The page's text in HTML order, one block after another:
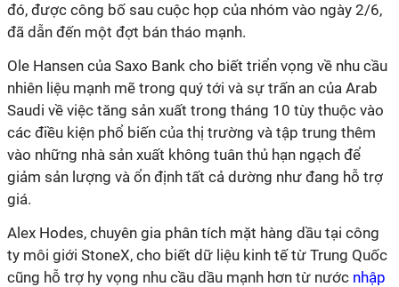
đó, được công bố sau cuộc họp của nhóm vào ngày 2/6,
đã dẫn đến một đợt bán tháo mạnh.
Ole Hansen của Saxo Bank cho biết triển vọng về nhu cầu
nhiên liệu mạnh mẽ trong quý tới và sự trấn an của Arab
Saudi về việc tăng sản xuất trong tháng 10 tùy thuộc vào
các điều kiện phổ biến của thị trường và tập trung thêm
vào những nhà sản xuất không tuân thủ hạn ngạch để
giảm sản lượng và ổn định tất cả dường như đang hỗ trợ
giá.
Alex Hodes, chuyên gia phân tích mặt hàng dầu tại công
ty môi giới StoneX, cho biết dữ liệu kinh tế từ Trung Quốc
cũng hỗ trợ hy vọng nhu cầu dầu mạnh hơn từ nước nhập